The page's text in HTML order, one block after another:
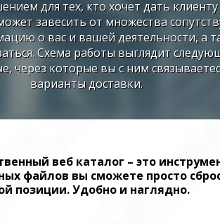
для тех, кто хочет дать
завесить от множества
о вас и вашей деятельности, а
Схема работы выглядит
через которые вы с ним
варианты доставки.
веб каталог – это
файлов вы сможете просто
позиции. Удобно и наглядно.